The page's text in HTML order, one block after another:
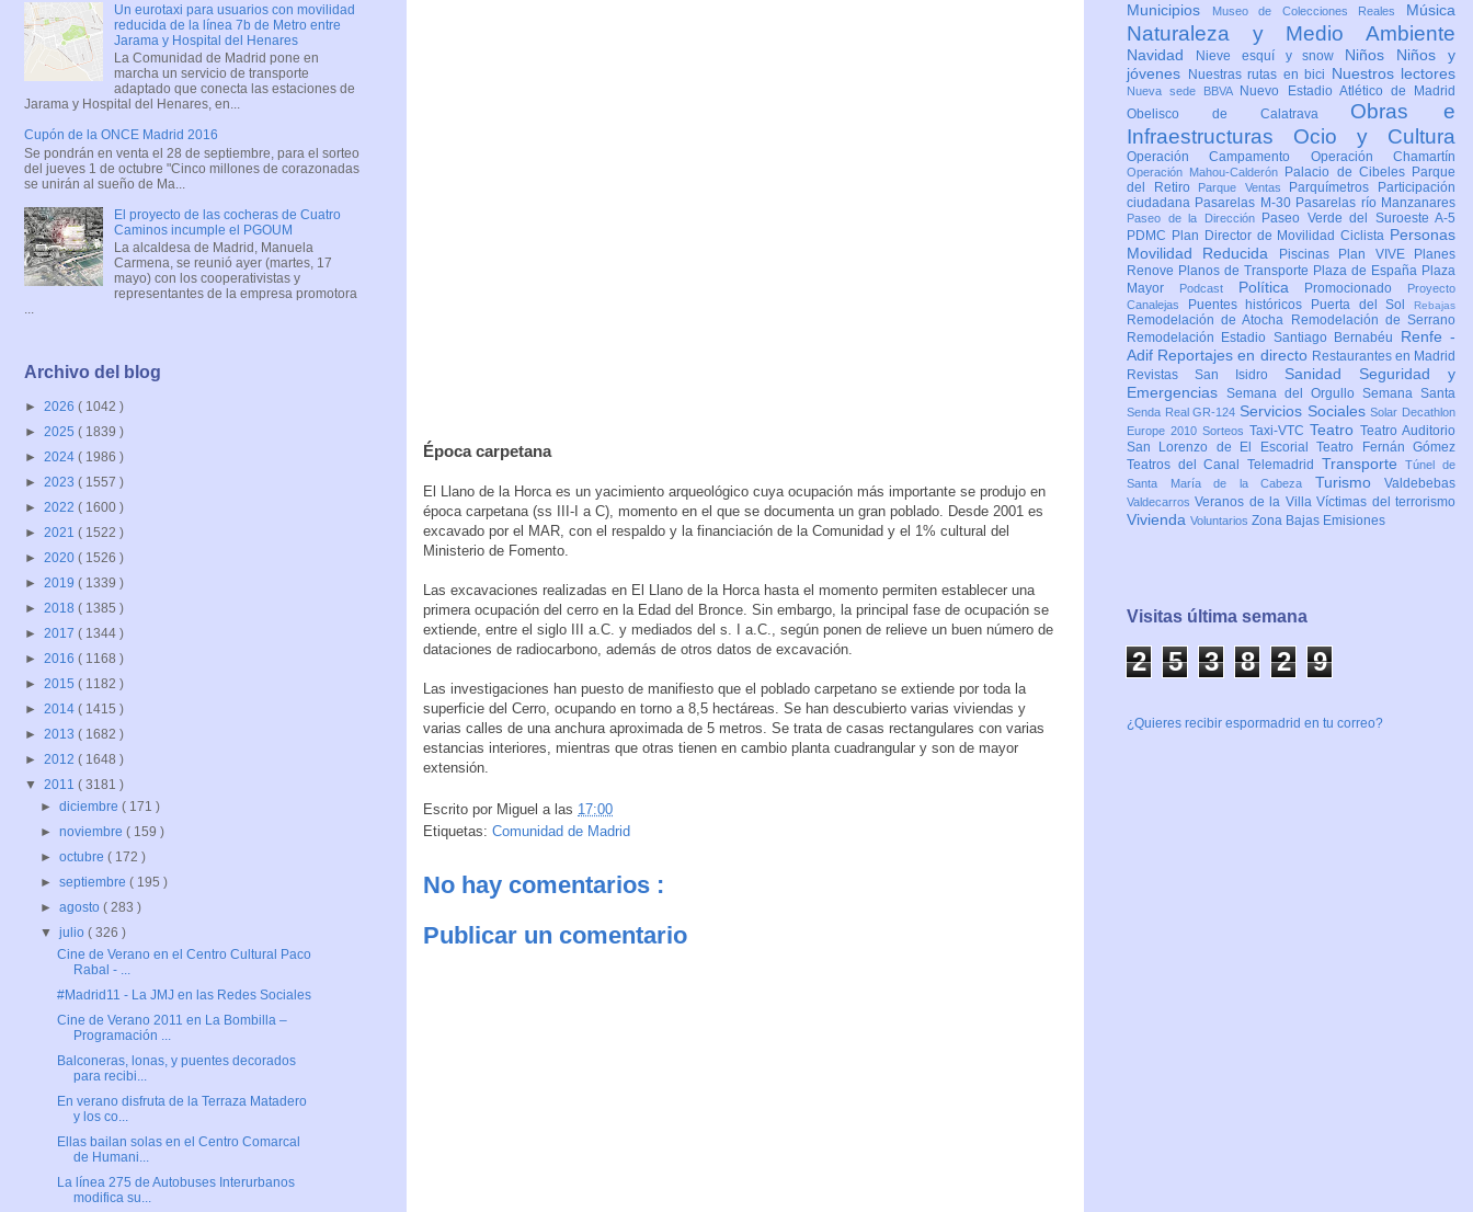
Época carpetana
El Llano de la Horca es un yacimiento arqueológico cuya ocupación más importante se produjo en
época carpetana (ss III-I a C), momento en el que se documenta un gran poblado. Desde 2001 es
excavado por el MAR, con el respaldo y la financiación de la Comunidad y el 1% cultural del
Ministerio de Fomento.
Las excavaciones realizadas en El Llano de la Horca hasta el momento permiten establecer una
primera ocupación del cerro en la Edad del Bronce. Sin embargo, la principal fase de ocupación se
extiende, entre el siglo III a.C. y mediados del s. I a.C., según ponen de relieve un buen número de
dataciones de radiocarbono, además de otros datos de excavación.
Las investigaciones han puesto de manifiesto que el poblado carpetano se extiende por toda la
superficie del Cerro, ocupando en torno a 8,5 hectáreas. Se han descubierto varias viviendas y
varias calles de una anchura aproximada de 5 metros. Se trata de casas rectangulares con varias
estancias interiores, mientras que otras tienen en cambio planta cuadrangular y son de mayor
extensión.
Escrito por Miguel a las 17:00
Etiquetas: Comunidad de Madrid
No hay comentarios :
Publicar un comentario
Un eurotaxi para usuarios con movilidad
reducida de la línea 7b de Metro entre
Jarama y Hospital del Henares
La Comunidad de Madrid pone en
marcha un servicio de transporte
adaptado que conecta las estaciones de
Jarama y Hospital del Henares, en...
Cupón de la ONCE Madrid 2016
Se pondrán en venta el 28 de septiembre, para el sorteo
del jueves 1 de octubre "Cinco millones de corazonadas
se unirán al sueño de Ma...
El proyecto de las cocheras de Cuatro
Caminos incumple el PGOUM
La alcaldesa de Madrid, Manuela
Carmena, se reunió ayer (martes, 17
mayo) con los cooperativistas y
representantes de la empresa promotora
...
Archivo del blog
► 2026 ( 1042 )
► 2025 ( 1839 )
► 2024 ( 1986 )
► 2023 ( 1557 )
► 2022 ( 1600 )
► 2021 ( 1522 )
► 2020 ( 1526 )
► 2019 ( 1339 )
► 2018 ( 1385 )
► 2017 ( 1344 )
► 2016 ( 1168 )
► 2015 ( 1182 )
► 2014 ( 1415 )
► 2013 ( 1682 )
► 2012 ( 1648 )
▼ 2011 ( 3181 )
►diciembre( 171 )
►noviembre( 159 )
►octubre( 172 )
►septiembre( 195 )
►agosto( 283 )
▼julio( 326 )
Cine de Verano en el Centro Cultural Paco
Rabal - ...
#Madrid11 - La JMJ en las Redes Sociales
Cine de Verano 2011 en La Bombilla –
Programación ...
Balconeras, lonas, y puentes decorados
para recibi...
En verano disfruta de la Terraza Matadero
y los co...
Ellas bailan solas en el Centro Comarcal
de Humani...
La línea 275 de Autobuses Interurbanos
modifica su...
Municipios Museo de Colecciones Reales Música
Naturaleza y Medio Ambiente
Navidad Nieve esquí y snow Niños Niños y
jóvenes
Nuestras rutas en bici Nuestros lectores
Nueva sede BBVA
Nuevo Estadio Atlético de Madrid
Obelisco de Calatrava Obras e
Infraestructuras Ocio y Cultura
Operación Campamento Operación Chamartín
Operación Mahou-Calderón Palacio de Cibeles Parque
del Retiro
Parque Ventas Parquímetros
Participación
ciudadana Pasarelas M-30 Pasarelas río Manzanares
Paseo de la Dirección
Paseo Verde del Suroeste A-5
PDMC Plan Director de Movilidad Ciclista Personas
Movilidad Reducida
Piscinas Plan VIVE
Planes
Renove Planos de Transporte Plaza de España Plaza
Mayor
Podcast Política Promocionado
Proyecto
Canalejas
Puentes históricos Puerta del Sol Rebajas
Remodelación de Atocha
Remodelación de Serrano
Remodelación Estadio Santiago Bernabéu Renfe -
Adif Reportajes en directo Restaurantes en Madrid
Revistas San Isidro Sanidad Seguridad y
Emergencias Semana del Orgullo Semana Santa
Senda Real GR-124 Servicios SocialesSolar Decathlon
Europe 2010 Sorteos Taxi-VTC Teatro Teatro Auditorio
San Lorenzo de El EscorialTeatro Fernán Gómez
Teatros del Canal Telemadrid TransporteTúnel de
Santa María de la Cabeza Turismo Valdebebas
ValdecarrosVeranos de la VillaVíctimas del terrorismo
Vivienda Voluntarios Zona Bajas Emisiones
Visitas última semana
2 5 3 8 2 9
¿Quieres recibir espormadrid en tu correo?